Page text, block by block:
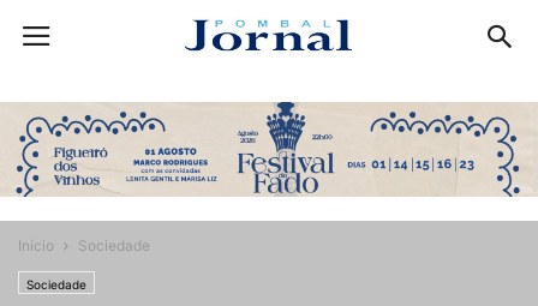
Início Sociedade
Sociedade